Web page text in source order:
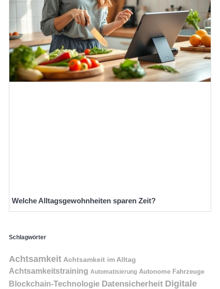
Welche Alltagsgewohnheiten sparen Zeit?
Schlagwörter
Achtsamkeit Achtsamkeit im Alltag
Achtsamkeitstraining Automatisierung Autonome Fahrzeuge
Blockchain-Technologie Datensicherheit Digitale